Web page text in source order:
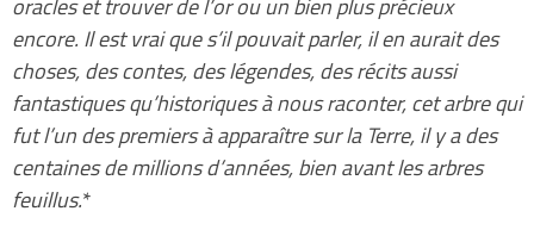
oracles et trouver de l’or ou un bien plus précieux
encore. Il est vrai que s’il pouvait parler, il en aurait des
choses, des contes, des légendes, des récits aussi
fantastiques qu’historiques à nous raconter, cet arbre qui
fut l’un des premiers à apparaître sur la Terre, il y a des
centaines de millions d’années, bien avant les arbres
feuillus.*